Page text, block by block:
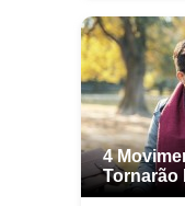
dinheiro
4
Tornarão